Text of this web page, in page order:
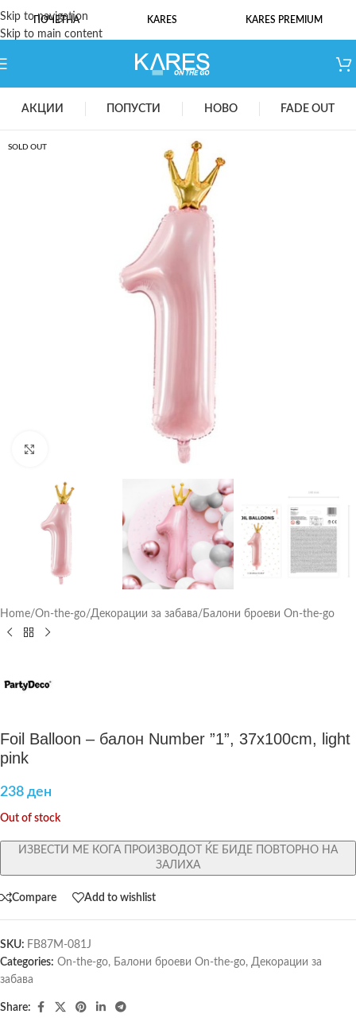
Skip to navigation
Skip to main content
ПОЧЕТНА KARES KARES PREMIUM
АКЦИИ ПОПУСТИ НОВО FADE OUT
SOLD OUT
Home/On-the-go/Декорации за забава/ Балони броеви On-the-go
Foil Balloon – балон Number ”1”, 37x100cm, light
pink
238 ден
Out of stock
ИЗВЕСТИ МЕ КОГА ПРОИЗВОДОТ ЌЕ БИДЕ ПОВТОРНО НА
ЗАЛИХА
Compare Add to wishlist
SKU: FB87M-081J
Categories: On-the-go, Балони броеви On-the-go, Декорации за
забава
Share: